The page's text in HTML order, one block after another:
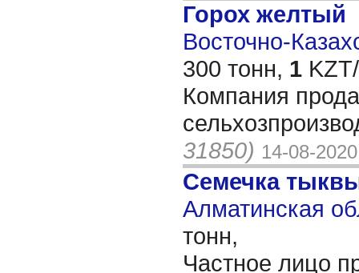
Горох желтый
Восточно-
300 тонн, 1
Компания
31850) 14-08-2020
Семечка
Алматинская
тонн,
Частное лицо